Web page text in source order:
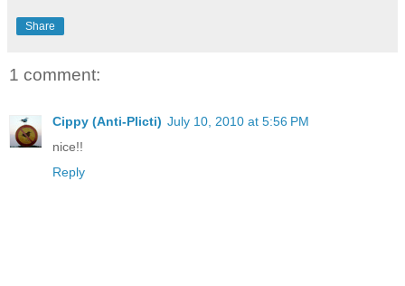
Share
1 comment:
Cippy (Anti-Plicti) July 10, 2010 at 5:56 PM
nice!!
Reply